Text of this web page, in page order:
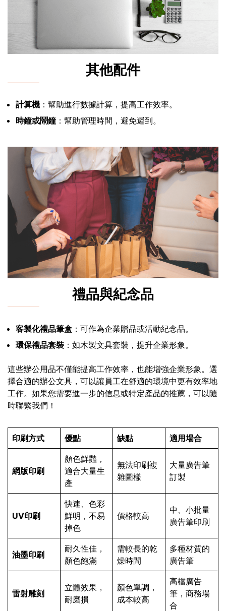
其他配件
計算機 ：幫助進行數據計算，提高工作效率。
時鐘或鬧鐘：幫助管理時間，避免遲到。
禮品與紀念品
客製化禮品筆盒 ：可作為企業贈品或活動紀念品。
環保禮品套裝 ：如木製文具套裝，提升企業形象。
這些辦公用品不僅能提高工作效率，也能增強企業形象。選
擇合適的辦公文具，可以讓員工在舒適的環境中更有效率地
工作。如果您需要進一步的信息或特定產品的推薦，可以隨
時聯繫我們！
印刷方式 優點 缺點 適用場合
網版印刷
顏色鮮豔，
適合大量生
產
無法印刷複
雜圖樣
大量廣告筆
訂製
UV印刷
快速、色彩
鮮明，不易
掉色
價格較高
中、小批量
廣告筆印刷
油墨印刷
耐久性佳，
顏色飽滿
需較長的乾
燥時間
多種材質的
廣告筆
雷射雕刻
立體效果，
耐磨損
顏色單調，
成本較高
高檔廣告
筆，商務場
合